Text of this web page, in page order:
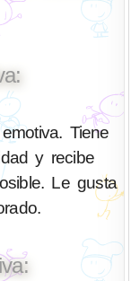
Tiene
y recibe
Le gusta